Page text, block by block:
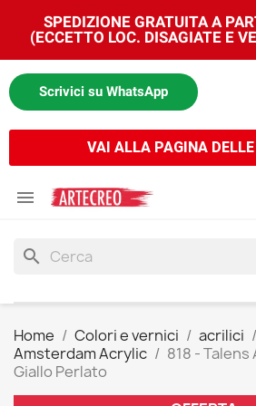
SPEDIZIONE GRATUITA A
(ECCETTO LOC. DISAGIATE E
Scrivici su WhatsApp
VAI ALLA PAGINA DELLE

search
Home Colori e vernici acrilici
Amsterdam Acrylic
818 -
Giallo Perlato